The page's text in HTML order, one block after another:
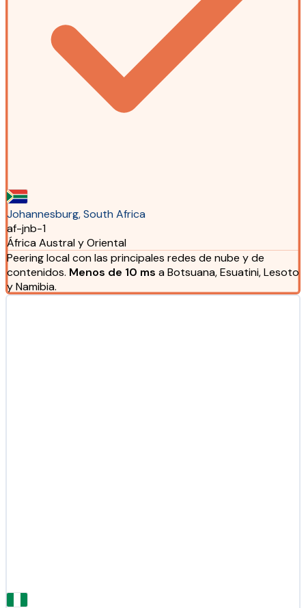
Johannesburg, South Africa
af-jnb-1
África Austral y Oriental
Peering local con las principales redes de nube y de
contenidos. Menos de 10 ms a Botsuana, Esuatini, Lesoto
y Namibia.